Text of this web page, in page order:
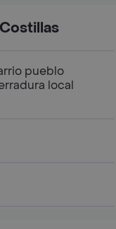
pueblo
local